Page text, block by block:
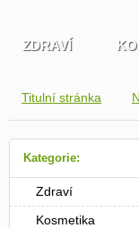
Titulní stránka
Kategorie:
Zdraví
Kosmetika
ZDRAVÍ